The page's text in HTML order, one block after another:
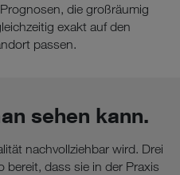
die großräumig
exakt auf den
passen.
sehen kann.
nachvollziehbar wird. Drei
dass sie in der Praxis